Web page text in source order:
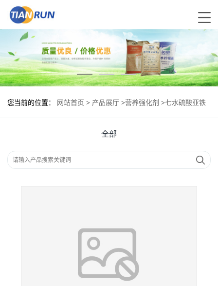
您当前的位置： 网站首页 > 产品展厅 >营养强化剂 >七水硫酸亚铁
全部